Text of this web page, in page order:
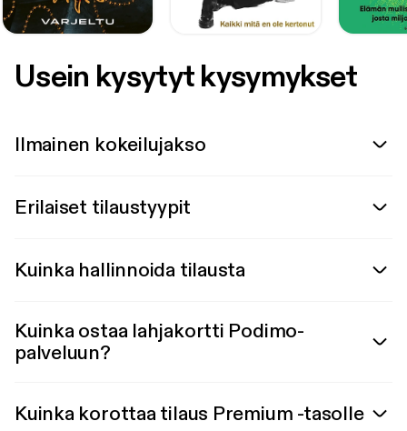
Usein kysytyt kysymykset
Ilmainen kokeilujakso
Erilaiset tilaustyypit
Kuinka hallinnoida tilausta
Kuinka ostaa lahjakortti Podimo-
palveluun?
Kuinka korottaa tilaus Premium -tasolle